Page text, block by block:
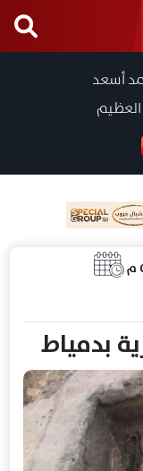
أسعد